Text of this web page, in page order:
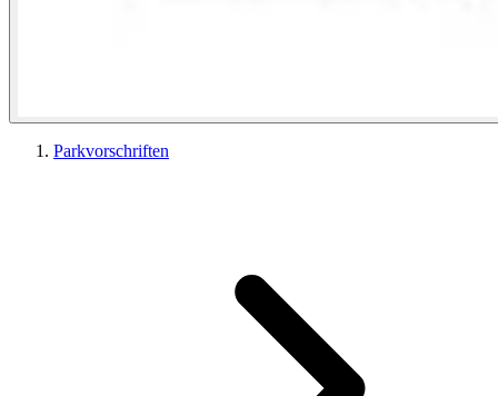
Parkvorschriften